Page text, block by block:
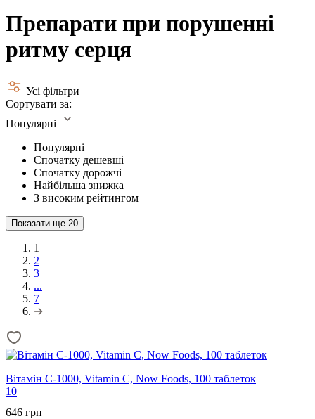
Препарати при порушенні
ритму серця
Усі фільтри
Сортувати за:
Популярні
Популярні
Спочатку дешевші
Спочатку дорожчі
Найбільша знижка
З високим рейтингом
Показати ще 20
1
2
3
...
7
Вітамін С-1000, Vitamin C, Now Foods, 100 таблеток
10
646 грн